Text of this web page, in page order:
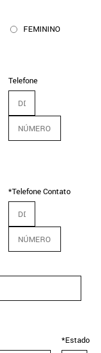
FEMININO
Telefone
*Telefone Contato
*Estado